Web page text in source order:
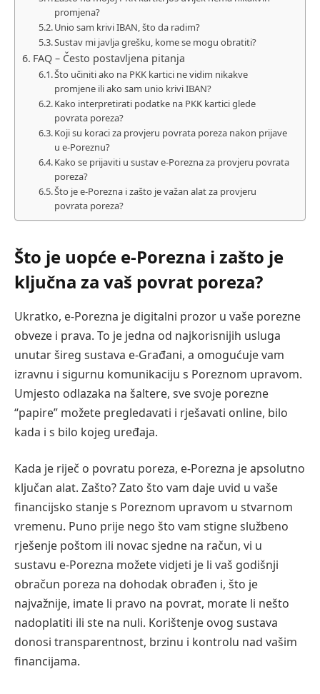
promjena?
Unio sam krivi IBAN, što da radim?
Sustav mi javlja grešku, kome se mogu obratiti?
FAQ – Često postavljena pitanja
Što učiniti ako na PKK kartici ne vidim nikakve
promjene ili ako sam unio krivi IBAN?
Kako interpretirati podatke na PKK kartici glede
povrata poreza?
Koji su koraci za provjeru povrata poreza nakon prijave
u e-Poreznu?
Kako se prijaviti u sustav e-Porezna za provjeru povrata
poreza?
Što je e-Porezna i zašto je važan alat za provjeru
povrata poreza?
Što je uopće e-Porezna i zašto je
ključna za vaš povrat poreza?
Ukratko, e-Porezna je digitalni prozor u vaše porezne
obveze i prava. To je jedna od najkorisnijih usluga
unutar šireg sustava e-Građani, a omogućuje vam
izravnu i sigurnu komunikaciju s Poreznom upravom.
Umjesto odlazaka na šaltere, sve svoje porezne
“papire” možete pregledavati i rješavati online, bilo
kada i s bilo kojeg uređaja.
Kada je riječ o povratu poreza, e-Porezna je apsolutno
ključan alat. Zašto? Zato što vam daje uvid u vaše
financijsko stanje s Poreznom upravom u stvarnom
vremenu. Puno prije nego što vam stigne službeno
rješenje poštom ili novac sjedne na račun, vi u
sustavu e-Porezna možete vidjeti je li vaš godišnji
obračun poreza na dohodak obrađen i, što je
najvažnije, imate li pravo na povrat, morate li nešto
nadoplatiti ili ste na nuli. Korištenje ovog sustava
donosi transparentnost, brzinu i kontrolu nad vašim
financijama.